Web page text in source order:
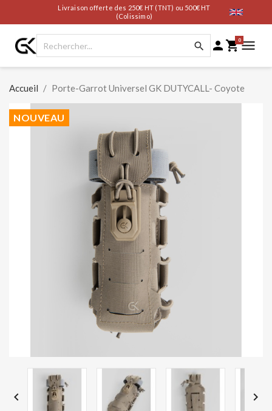
Livraison offerte des 250€ HT (TNT) ou 500€ HT
(Colissimo)
  0
Accueil Porte-Garrot Universel GK DUTYCALL- Coyote
NOUVEAU
 